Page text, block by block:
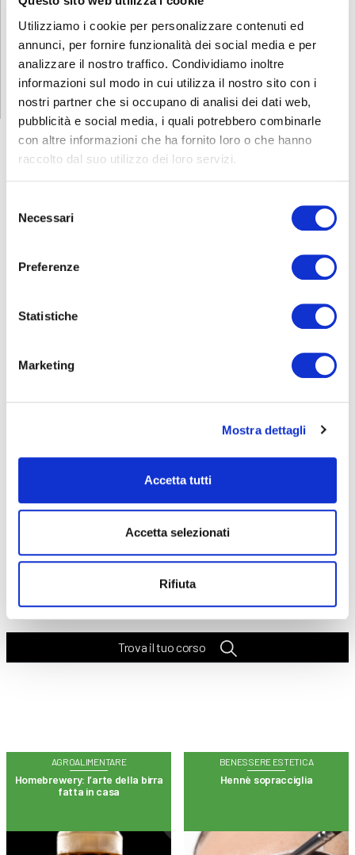
Utilizziamo i cookie per personalizzare contenuti ed
annunci, per fornire funzionalità dei social media e per
analizzare il nostro traffico. Condividiamo inoltre
informazioni sul modo in cui utilizza il nostro sito con i
nostri partner che si occupano di analisi dei dati web,
pubblicità e social media, i quali potrebbero combinarle
con altre informazioni che ha fornito loro o che hanno
raccolto dal suo utilizzo dei loro servizi.
delNecessari
Preferenze
Statistiche
Marketing
Mostra dettagli
Accetta tutti
Accetta selezionati
Rifiuta
Scopri se hai diritto alla gratuità
PROGRAMMA GOL - Garanzia di Occupabilità dei Lavoratori
Il Programma GOL si rivolge a disoccupati dai 16 ai 65 anni: scopri di
più e chiedi di diventare un beneficiario del Programma GOL.
LEGGI TUTTO
ADULTI
AZIENDE
DOPO LA TERZA MEDIA
SICUREZZA
ONLINE
CALENDARIO
Trova il tuo corso
AGROALIMENTARE
Homebrewery: l’arte della birra
fatta in casa
BENESSERE ESTETICA
Hennè sopracciglia